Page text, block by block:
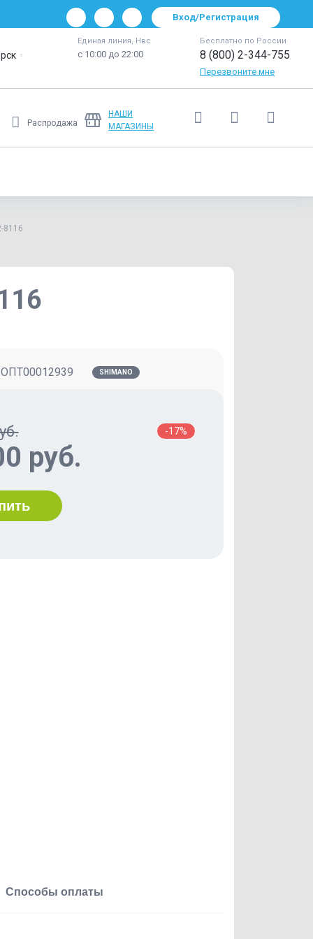
Вход/Регистрация
Единая линия, Нвс
с 10:00 до 22:00
Бесплатно по России
8 (800) 2-344-755
Перезвоните мне
Распродажа
НАШИ
МАГАЗИНЫ
8116
ОПТ00012939 SHIMANO
-17%
руб.
Способы оплаты